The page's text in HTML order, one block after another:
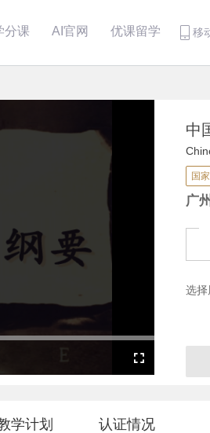
分课 AI官网 优课留学 移
Fullscreen
中
国
广
选择
学计划 认证情况